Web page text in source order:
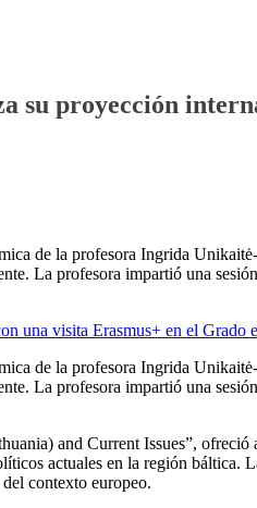
su proyección
de la profesora Ingrida
La profesora impartió una
de la profesora Ingrida
La profesora impartió una
and Current Issues”,
actuales en la región báltica.
contexto europeo.